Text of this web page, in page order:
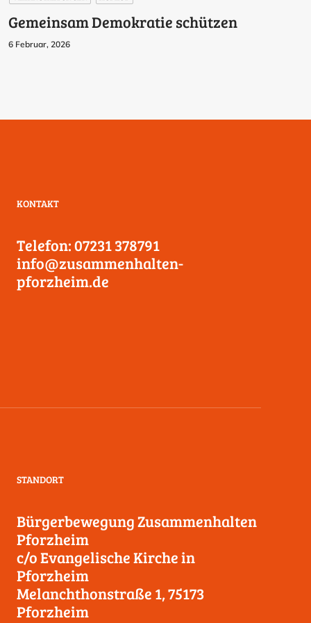
Gemeinsam Demokratie schützen
6 Februar, 2026
KONTAKT
Telefon: 07231 378791
info@zusammenhalten-
pforzheim.de
STANDORT
Bürgerbewegung Zusammenhalten
Pforzheim
c/o Evangelische Kirche in
Pforzheim
Melanchthonstraße 1, 75173
Pforzheim